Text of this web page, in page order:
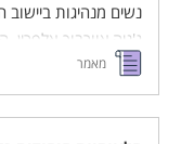
נשים מנהיגות ביישוב
ג'ניה אוורבוך-
הנשים - תרומתן של
יורק. במאמר תיאור
התכנון האדריכלי
מאמר